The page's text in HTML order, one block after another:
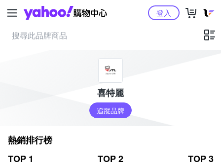
Yahoo購物中心登入
喜特麗
追蹤品牌
熱銷排行榜
TOP 1
TOP 2 TOP 3